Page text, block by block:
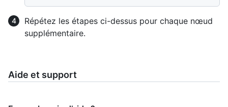
Répétez les étapes ci-dessus pour chaque nœud
supplémentaire.
Aide et support